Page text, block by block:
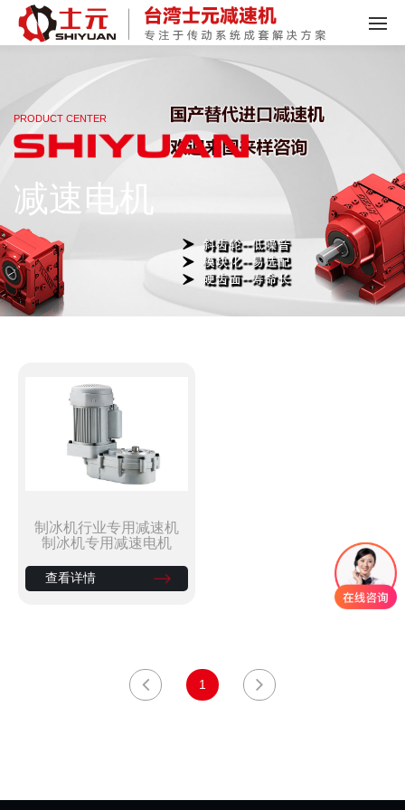
PRODUCT CENTER
减速电机
制冰机行业专用减速机
制冰机专用减速电机
查看详情
1